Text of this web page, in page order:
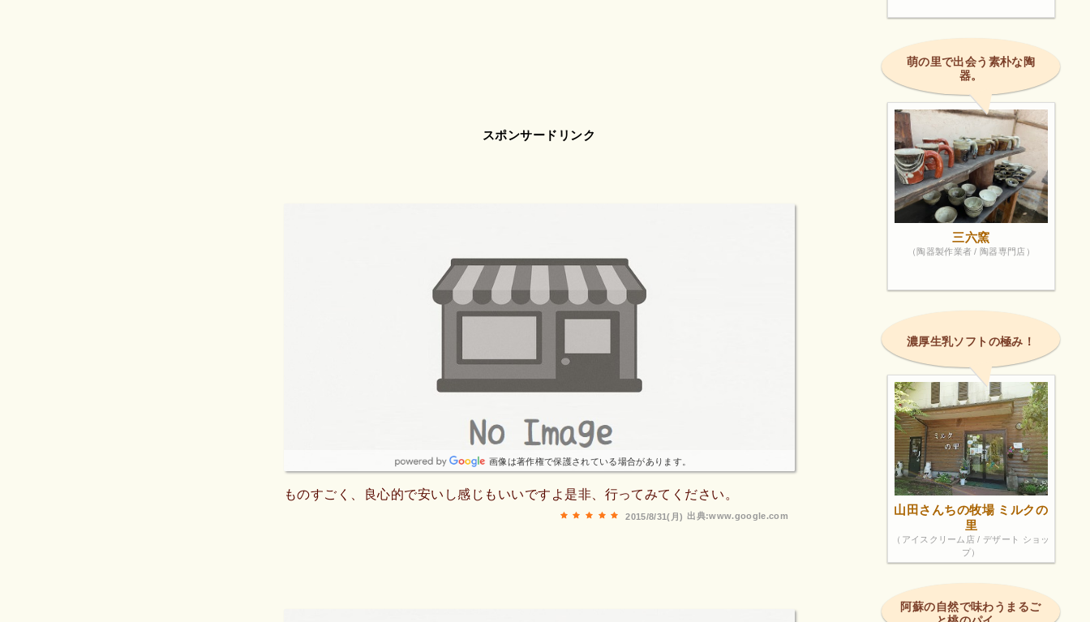
スポンサードリンク
画像は著作権で保護されている場合があります。
ものすごく、良心的で安いし感じもいいですよ是非、行ってみてください。
出典:www.google.com
2015/8/31(月)
萌の里で出会う素朴な陶
器。
三六窯
（陶器製作業者 / 陶器専門店）
濃厚生乳ソフトの極み！
山田さんちの牧場 ミルクの
里
（アイスクリーム店 / デザート ショッ
プ）
阿蘇の自然で味わうまるご